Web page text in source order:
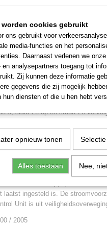
rijregelaar. Voorziet de
De ingebouwde
Control 80 f. Aansluitklemmen
Boosters (art.-nr. 6017).
2,5 A. Afmetingen 135 x 120 x
locomotieven te besturen, ten
van rijen schakelstroom te
van de centrale elektronica, die
coördineert. De Control Unit
slaat ze op en stuurt ze
rails. De Control Unit kan 80
Met het cijfer toetsenbord roept u
op, het nummer van de
Deze loc kunt u naar believen
afhankelijk van de ingebouwde
of
laatst ingesteld is. De
Unit is uit
/ 2005
worden cookies gebruikt
ons gebruikt voor
media-functies en het
Daarnaast verlenen we
en analysepartners toegang tot
Zij kunnen deze informatie
gegevens die zij mogelijk
hun diensten of die u hen hebt
opnieuw tonen
Alles toestaan Nee,